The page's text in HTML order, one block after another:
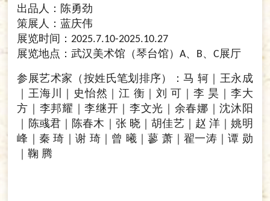
出品人：陈勇劲
策展人：蓝庆伟
展览时间： 2025.7.10-2025.10.27
展览地点：武汉美术馆（琴台馆）A、 B、C展厅
参展艺术家（按姓氏笔划排序）：马 轲｜王永成
｜王海川｜史怡然｜江 衡｜刘 可｜李 昊｜李大
方｜李邦耀｜李继开｜李文光｜余春娜｜沈沐阳
｜陈彧君｜陈春木｜张 晓｜胡佳艺｜赵 洋｜姚明
峰｜秦 琦｜谢 琦｜曾 曦｜蓼 萧｜翟一涛｜谭 勋
｜鞠 腾